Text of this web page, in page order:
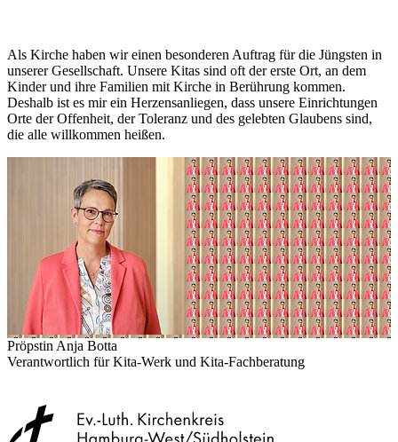
Als Kirche haben wir einen besonderen Auftrag für die Jüngsten in
unserer Gesellschaft. Unsere Kitas sind oft der erste Ort, an dem
Kinder und ihre Familien mit Kirche in Berührung kommen.
Deshalb ist es mir ein Herzensanliegen, dass unsere Einrichtungen
Orte der Offenheit, der Toleranz und des gelebten Glaubens sind,
die alle willkommen heißen.
Pröpstin Anja Botta
Verantwortlich für Kita-Werk und Kita-Fachberatung